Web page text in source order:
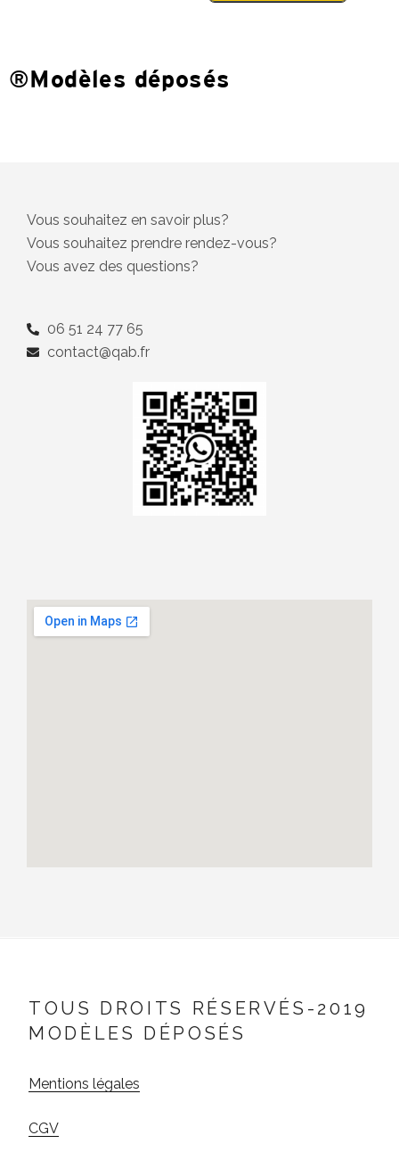
®Modèles déposés
Vous souhaitez en savoir plus?
Vous souhaitez prendre rendez-vous?
Vous avez des questions?
06 51 24 77 65
contact@qab.fr
TOUS DROITS RÉSERVÉS-2019
MODÈLES DÉPOSÉS
Mentions légales
CGV